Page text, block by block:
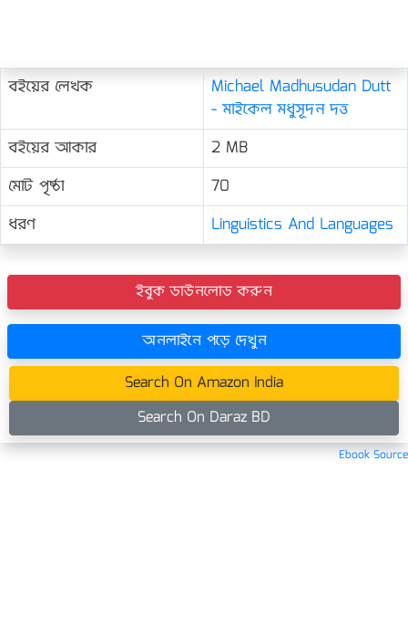
বইয়ের লেখক
Michael Madhusudan Dutt
- মাইকেল মধুসূদন দত্ত
বইয়ের আকার
2 MB
মোট পৃষ্ঠা
70
ধরণ
Linguistics And Languages
ইবুক ডাউনলোড করুন
অনলাইনে পড়ে দেখুন
Search On Amazon India
Search On Daraz BD
Ebook Source